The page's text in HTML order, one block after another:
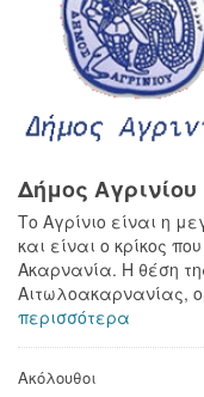
Δήμος Αγρινίου
Το Αγρίνιο είναι η
και είναι ο κρίκος
Ακαρνανία. Η θέση
Αιτωλοακαρνανίας,
περισσότερα
Ακόλουθοι